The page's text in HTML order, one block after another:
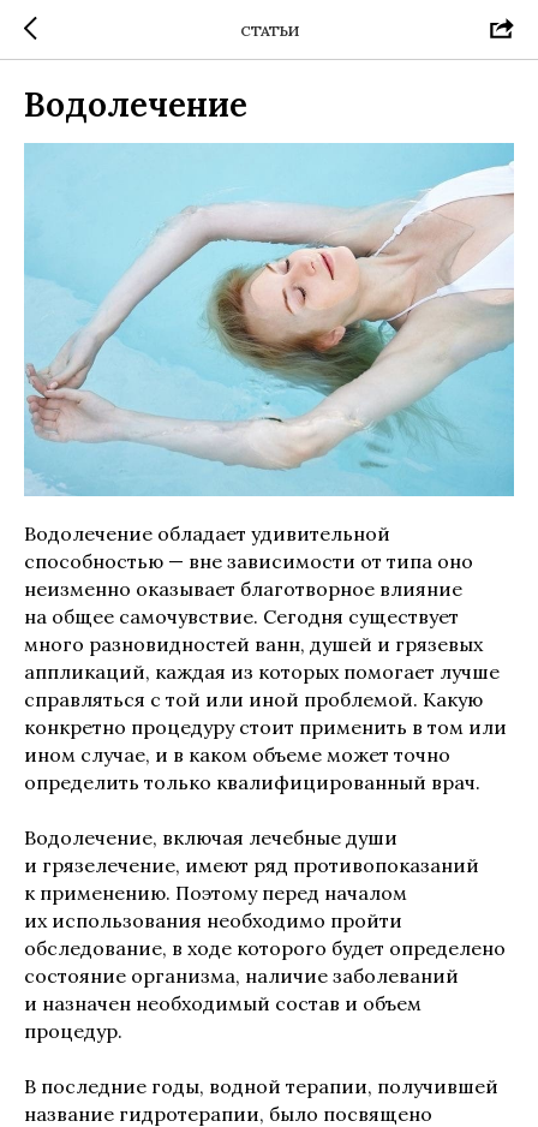
СТАТЬИ
Водолечение
Водолечение обладает удивительной
способностью — вне зависимости от типа оно
неизменно оказывает благотворное влияние
на общее самочувствие. Сегодня существует
много разновидностей ванн, душей и грязевых
аппликаций, каждая из которых помогает лучше
справляться с той или иной проблемой. Какую
конкретно процедуру стоит применить в том или
ином случае, и в каком объеме может точно
определить только квалифицированный врач.
Водолечение, включая лечебные души
и грязелечение, имеют ряд противопоказаний
к применению. Поэтому перед началом
их использования необходимо пройти
обследование, в ходе которого будет определено
состояние организма, наличие заболеваний
и назначен необходимый состав и объем
процедур.
В последние годы, водной терапии, получившей
название гидротерапии, было посвящено